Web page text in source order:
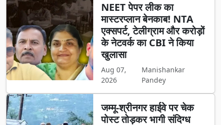
NEET पेपर लीक का
मास्टरप्लान बेनकाब! NTA
एक्सपर्ट, टेलीग्राम और करोड़ों
के नेटवर्क का CBI ने किया
खुलासा
Aug 07,
2026
Manishankar
Pandey
जम्मू-श्रीनगर हाईवे पर चेक
पोस्ट तोड़कर भागी संदिग्ध